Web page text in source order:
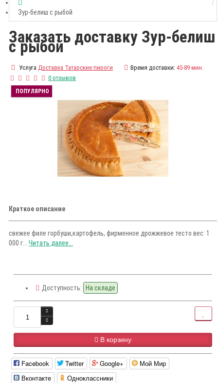
Зур-белиш с рыбой
Заказать доставку Зур-белиш
с рыбой
Услуга Доставка Татарские пироги Время доставки: 45-89 мин.
0 отзывов
ПОПУЛЯРНО
Краткое описание
свежее филе горбуши,картофель, фирменное дрожжевое тесто вес: 1
000 г... Читать далее...
Доступность: На складе
В корзину
Facebook Twitter Google+
Мой Мир
Вконтакте
Одноклассники